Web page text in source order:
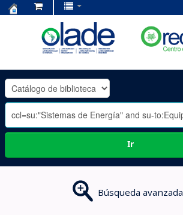
OLADE
-
Ir
Búsqueda avanzada